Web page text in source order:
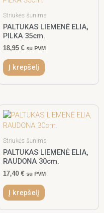
Striukės šunims
PALTUKAS LIEMENĖ ELIA,
PILKA 35cm.
18,95 € su PVM
Į krepšelį
Striukės šunims
PALTUKAS LIEMENĖ ELIA,
RAUDONA 30cm.
17,40 € su PVM
Į krepšelį